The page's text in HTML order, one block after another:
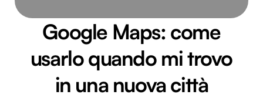
Google Maps: come
usarlo quando mi trovo
in una nuova città